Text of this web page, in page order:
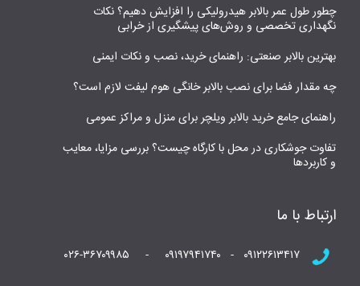
چطور طول عمر بالابر هیدرولیکی را افزایش دهیم؟ نکات
نگهداری تخصصی و روش‌های پیشگیری از خرابی
بهترین بالابر صنعتی: راهنمای خرید، نصب و نکات ایمنی
چه مقدار فضا برای نصب بالابر خانگی هوم لیفت لازم است؟
راهنمای جامع خرید بالابر ویلچر برای منزل و مراکز عمومی
تفاوت جوشکاری در محل با کارگاه چیست؟ بررسی مزایا، معایب
و کاربردها
ارتباط با ما
۰۹۱۲۲۶۱۳۴۱۷ - ۰۹۱۹۷۹۴۱۷۴۰ - ۰۲۶-۳۶۷۰۹۹۸۵